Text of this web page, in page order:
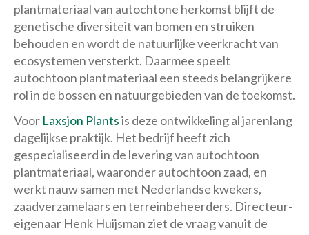
plantmateriaal van autochtone herkomst blijft de
genetische diversiteit van bomen en struiken
behouden en wordt de natuurlijke veerkracht van
ecosystemen versterkt. Daarmee speelt
autochtoon plantmateriaal een steeds belangrijkere
rol in de bossen en natuurgebieden van de toekomst.
Voor Laxsjon Plantsis deze ontwikkeling al jarenlang
dagelijkse praktijk. Het bedrijf heeft zich
gespecialiseerd in de levering van autochtoon
plantmateriaal, waaronder autochtoon zaad, en
werkt nauw samen met Nederlandse kwekers,
zaadverzamelaars en terreinbeheerders. Directeur-
eigenaar Henk Huijsman ziet de vraag vanuit de